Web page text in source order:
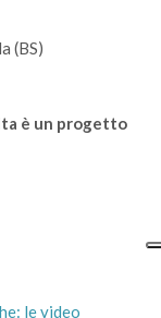
(BS)
è un progetto